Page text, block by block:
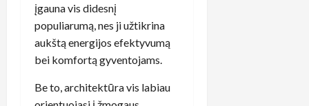
įgauna vis didesnį
populiarumą, nes ji užtikrina
aukštą energijos efektyvumą
bei komfortą gyventojams.
Be to, architektūra vis labiau